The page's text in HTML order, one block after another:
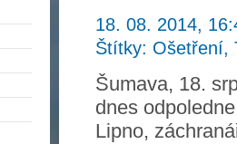
18. 08. 2014,
Štítky: Ošetření,
Šumava, 18.
dnes
Lipno,